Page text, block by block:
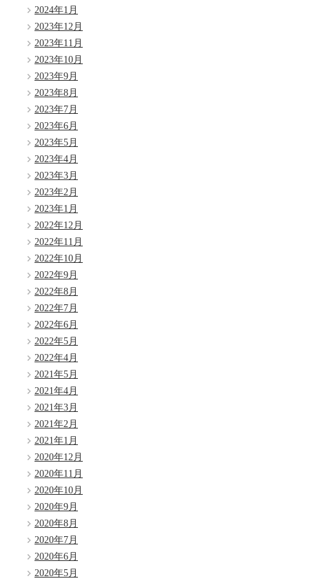
2024年1月
2023年12月
2023年11月
2023年10月
2023年9月
2023年8月
2023年7月
2023年6月
2023年5月
2023年4月
2023年3月
2023年2月
2023年1月
2022年12月
2022年11月
2022年10月
2022年9月
2022年8月
2022年7月
2022年6月
2022年5月
2022年4月
2021年5月
2021年4月
2021年3月
2021年2月
2021年1月
2020年12月
2020年11月
2020年10月
2020年9月
2020年8月
2020年7月
2020年6月
2020年5月